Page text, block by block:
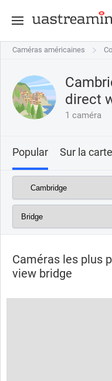
Caméras américaines
Caméras américaines
direct
1 caméra
Popular Sur la carte
Caméras les plus
view bridge